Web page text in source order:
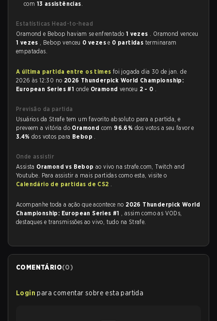
com 13 assistências.
Estatísticas Head-to-head
Oramond e Bebop haviam se enfrentado 1 vezes . Oramond venceu
1 vezes , Bebop venceu 0 vezese 0 partidas terminaram
empatadas.
A última partida entre os times foi jogada dia 30 de jan. de
2026 às 12:30 no 2026 Thunderpick World Championship:
European Series #1 onde Oramond venceu 2 - 0 .
Previsão da partida
Usuários da Strafe tem um favorito absoluto para a partida, e
preveem a vitória do Oramond com 96.6% dos votos a seu favor e
3.4% dos votos para Bebop .
Onde assistir
Assista Oramond vs Bebopao vivo na strafe.com, Twitch and
Youtube. Para assistir a mais partidas como esta, visite o
Calendário de partidas de CS2 .
Acompanhe toda a ação que acontece no 2026 Thunderpick World
Championship: European Series #1 , assim como as VODs,
destaques e transmissões ao vivo, tudo na Strafe.
COMENTÁRIO(0)
Login para comentar sobre esta partida